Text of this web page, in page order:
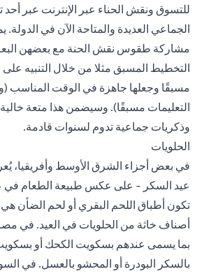
للتسوق ونقش الحناء عبر الإنترنت عبر أحد
الجماعي العديدة والمتاحة الآن في الدولة.
مشاركة طقوس نقش الحنة مع بعضهن
التخطيط المسبق مثلا من خلال التنبيه على
مسبقًا وجعلها جاهزة في الوقت المناسب
التعليمات مسبقًا). وسيضمن هذا متعة خالية
وذكريات جماعية تدوم لسنوات قادمة.
الحلويات
في بعض أجزاء الشرق الأوسط وأفريقيا،
عيد السكر - على عكس طبيعة الطعام في
تكون أطباق اللحم البقري أو لحم الضأن هي
أصناف خاثة من الحلويات في العيد. في مصر،
بما يسمى عندهم بسكويت الكحك أو
بالسكر البودرة أو المحشو بالعسل. في